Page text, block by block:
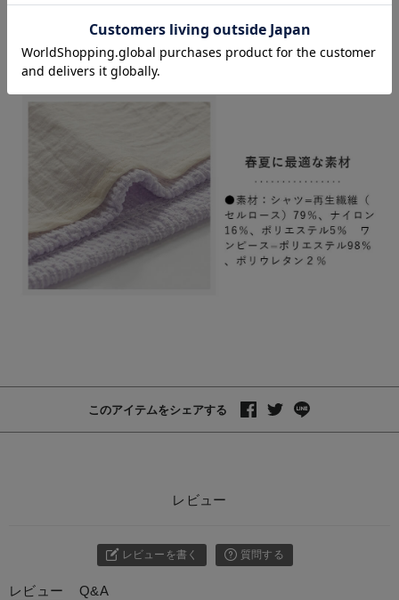
このアイテムをシェアする
レビュー
レビューを書く 質問する
レビュー Q&A
お気に入り商品を確認する